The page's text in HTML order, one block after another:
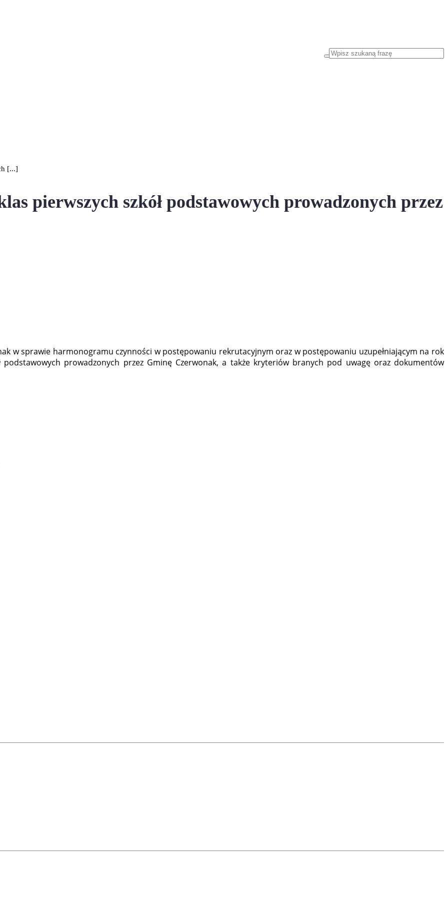
[...]
pierwszych szkół podstawowych prowadzonych przez
w sprawie harmonogramu czynności w postępowaniu rekrutacyjnym oraz w postępowaniu uzupełniającym na rok
podstawowych prowadzonych przez Gminę Czerwonak, a także kryteriów branych pod uwagę oraz dokumentów